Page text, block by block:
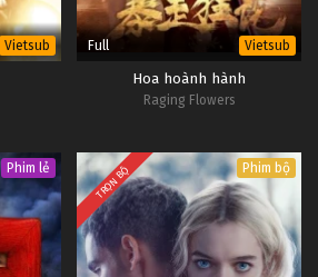
Vietsub Full Vietsub
Hoa hoành hành
Raging Flowers
Phim lẻ TRỌN BỘ Phim bộ